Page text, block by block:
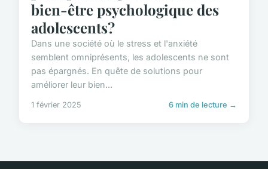
bien-être psychologique des
adolescents?
Dans une société où le stress et l'anxiété
semblent omniprésents, les adolescents ne sont
pas épargnés. En quête de solutions pour
améliorer leur bien...
1 février 2025 6 min de lecture →